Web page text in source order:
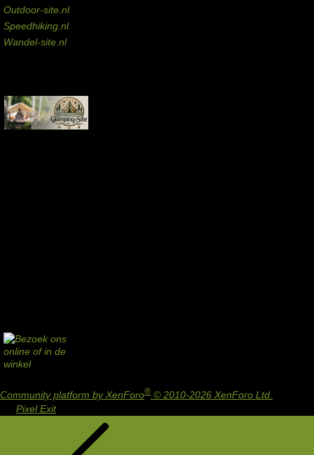
Outdoor-site.nl
Speedhiking.nl
Wandel-site.nl
Community platform by XenForo® © 2010-2026 XenForo Ltd.
Pixel Exit